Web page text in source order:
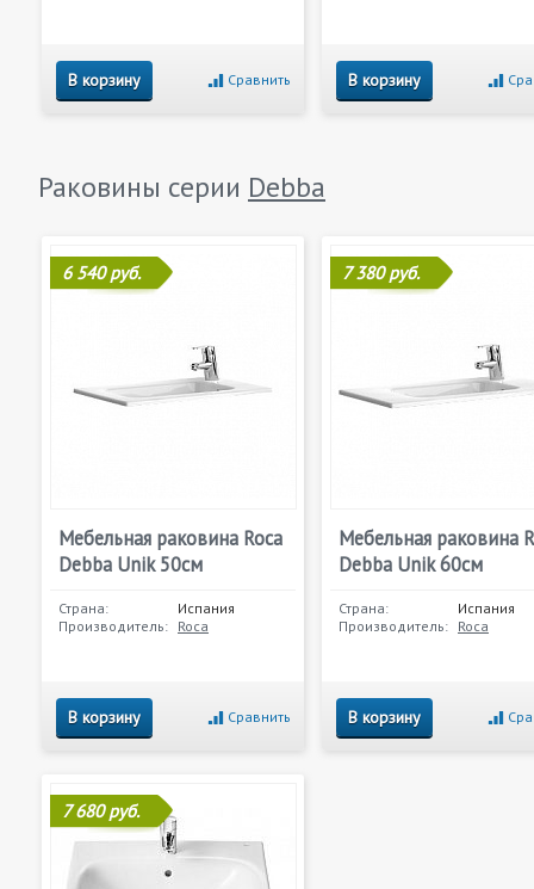
В корзину Сравнить В корзину
Раковины серии Debba
6 540 руб.
Мебельная раковина Roca
Debba Unik 50см
Страна:
Испания
Производитель: Roca
В корзину Сравнить
7 380 руб.
Мебельная раковина
Debba Unik 60см
Страна:
Испания
Производитель: Roca
В корзину
7 680 руб.